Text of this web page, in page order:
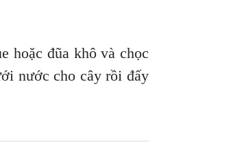
hoặc đũa khô và chọc
nước cho cây rồi đấy